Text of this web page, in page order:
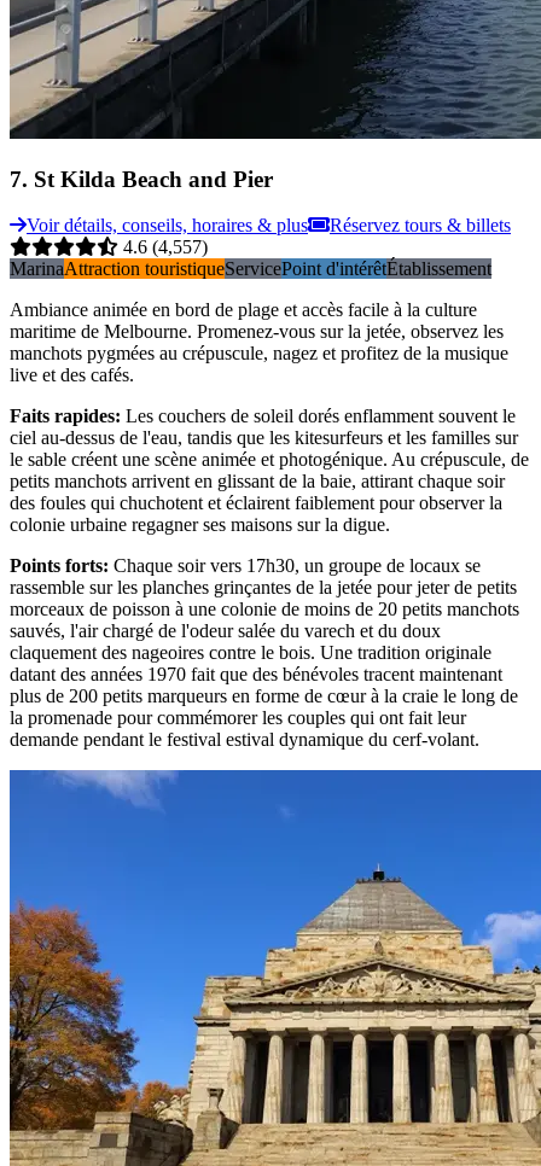
7. St Kilda Beach and Pier
Voir détails, conseils, horaires & plus
Réservez tours & billets
4.6 (4,557)
MarinaAttraction touristiqueServicePoint d'intérêtÉtablissement
Ambiance animée en bord de plage et accès facile à la culture
maritime de Melbourne. Promenez-vous sur la jetée, observez les
manchots pygmées au crépuscule, nagez et profitez de la musique
live et des cafés.
Faits rapides: Les couchers de soleil dorés enflamment souvent le
ciel au-dessus de l'eau, tandis que les kitesurfeurs et les familles sur
le sable créent une scène animée et photogénique. Au crépuscule, de
petits manchots arrivent en glissant de la baie, attirant chaque soir
des foules qui chuchotent et éclairent faiblement pour observer la
colonie urbaine regagner ses maisons sur la digue.
Points forts: Chaque soir vers 17h30, un groupe de locaux se
rassemble sur les planches grinçantes de la jetée pour jeter de petits
morceaux de poisson à une colonie de moins de 20 petits manchots
sauvés, l'air chargé de l'odeur salée du varech et du doux
claquement des nageoires contre le bois. Une tradition originale
datant des années 1970 fait que des bénévoles tracent maintenant
plus de 200 petits marqueurs en forme de cœur à la craie le long de
la promenade pour commémorer les couples qui ont fait leur
demande pendant le festival estival dynamique du cerf-volant.